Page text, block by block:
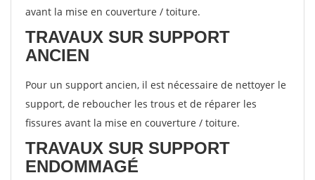
avant la mise en couverture / toiture.
TRAVAUX SUR SUPPORT
ANCIEN
Pour un support ancien, il est nécessaire de nettoyer le
support, de reboucher les trous et de réparer les
fissures avant la mise en couverture / toiture.
TRAVAUX SUR SUPPORT
ENDOMMAGÉ